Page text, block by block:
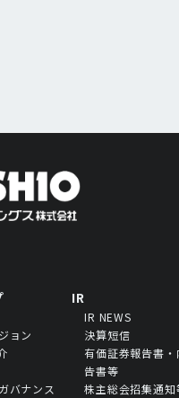
ョン
バナンス
IR
IR NEWS
決算短信
有価証券報告書
告書等
株主総会招集通知